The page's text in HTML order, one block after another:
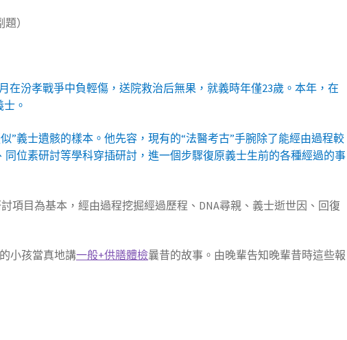
）
在汾孝戰爭中負輕傷，送院救治后無果，就義時年僅23歲。本年，在
。
”義士遺骸的樣本。他先容，現有的“法醫考古”手腕除了能經由過程較
位素研討等學科穿插研討，進一個步驟復原義士生前的各種經過的事
項目為基本，經由過程挖掘經過歷程、DNA尋親、義士逝世因、回復
小孩當真地講一般+供膳體檢曩昔的故事。由晚輩告知晚輩昔時這些報